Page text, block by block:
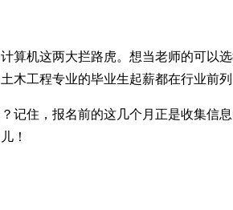
算机这两大拦路虎。想当老师的可
木工程专业的毕业生起薪都在行业前列
记住，报名前的这几个月正是收集信
！